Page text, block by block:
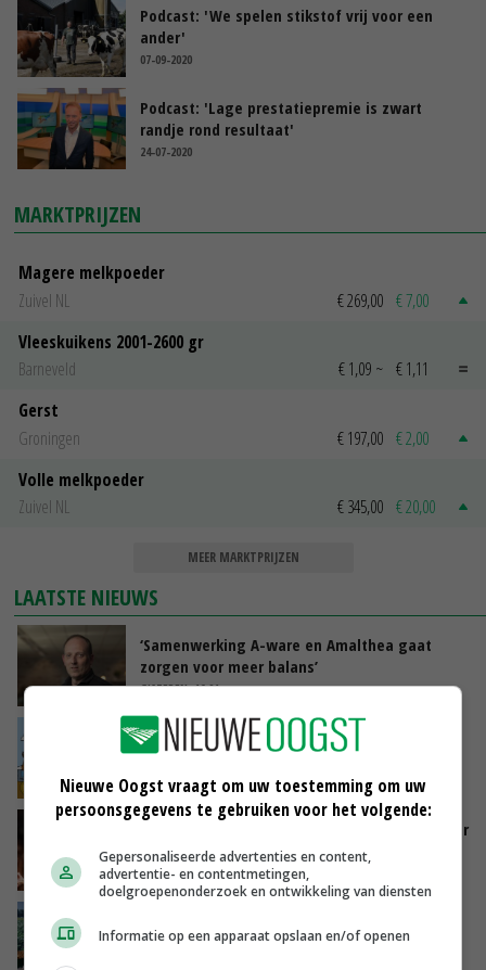
Podcast: 'We spelen stikstof vrij voor een
ander'
07-09-2020
Podcast: 'Lage prestatiepremie is zwart
randje rond resultaat'
24-07-2020
MARKTPRIJZEN
Magere melkpoeder
Zuivel NL
€ 269,00 € 7,00
Vleeskuikens 2001-2600 gr
Barneveld
€ 1,09 ~ € 1,11
Gerst
Groningen
€ 197,00 € 2,00
Volle melkpoeder
Zuivel NL
€ 345,00 € 20,00
MEER MARKTPRIJZEN
LAATSTE NIEUWS
‘Samenwerking A-ware en Amalthea gaat
zorgen voor meer balans’
GISTEREN, 16:01
Internationale vraag naar geitenzuivel blijft
groot: Nederland in Europese top
GISTEREN, 15:33
Vlaamse varkensstapel krimpt, pluimveesector
groeit door schaalvergroting
GISTEREN, 15:20
je gelukkig van wordt’
Nieuwe Oogst vraagt om uw toestemming om uw
persoonsgegevens te gebruiken voor het volgende:
Gepersonaliseerde advertenties en content,
advertentie- en contentmetingen,
doelgroepenonderzoek en ontwikkeling van diensten
Informatie op een apparaat opslaan en/of openen